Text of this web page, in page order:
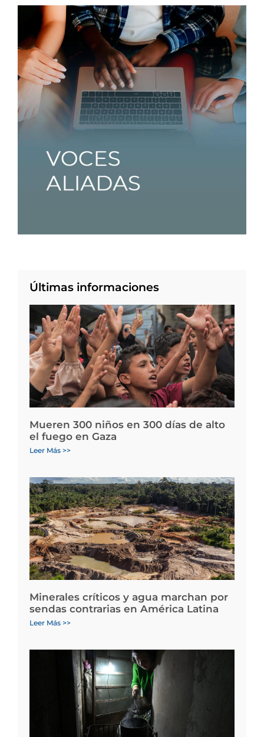
Últimas informaciones
Mueren 300 niños en 300 días de alto
el fuego en Gaza
Leer Más >>
Minerales críticos y agua marchan por
sendas contrarias en América Latina
Leer Más >>